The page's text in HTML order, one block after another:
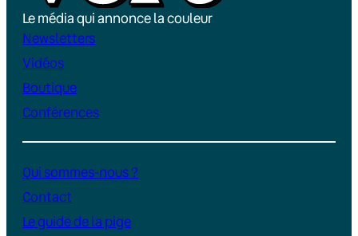
Le média qui annonce la couleur
Newsletters
Vidéos
Boutique
Conférences
Qui sommes-nous ?
Contact
Le guide de la pige